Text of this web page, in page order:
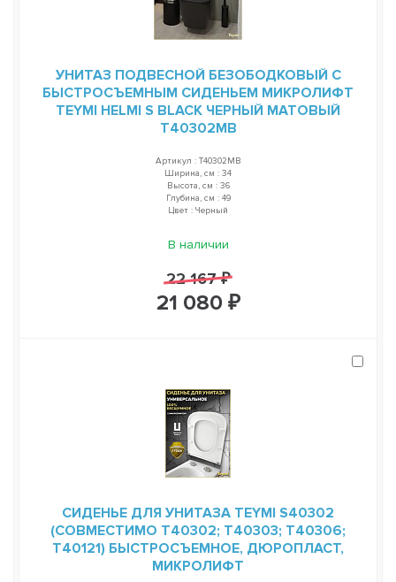
УНИТАЗ ПОДВЕСНОЙ БЕЗОБОДКОВЫЙ С
БЫСТРОСЪЕМНЫМ СИДЕНЬЕМ МИКРОЛИФТ
TEYMI HELMI S BLACK ЧЕРНЫЙ МАТОВЫЙ
T40302MB
Артикул : T40302MB
Ширина, см : 34
Высота, см : 36
Глубина, см : 49
Цвет : Черный
В наличии
22 167 ₽
21 080 ₽
СИДЕНЬЕ ДЛЯ УНИТАЗА TEYMI S40302
(СОВМЕСТИМО T40302; T40303; T40306;
T40121) БЫСТРОСЪЕМНОЕ, ДЮРОПЛАСТ,
МИКРОЛИФТ